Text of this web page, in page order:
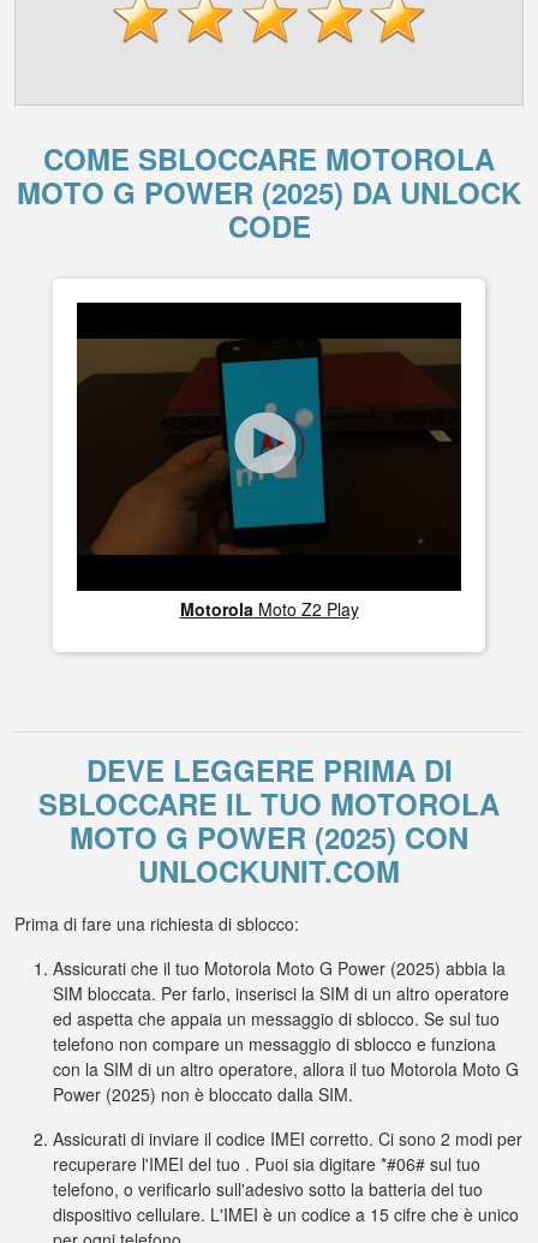
COME SBLOCCARE MOTOROLA
MOTO G POWER (2025) DA UNLOCK
CODE
MotorolaMoto Z2 Play
DEVE LEGGERE PRIMA DI
SBLOCCARE IL TUO MOTOROLA
MOTO G POWER (2025) CON
UNLOCKUNIT.COM
Prima di fare una richiesta di sblocco:
Assicurati che il tuo Motorola Moto G Power (2025) abbia la
SIM bloccata. Per farlo, inserisci la SIM di un altro operatore
ed aspetta che appaia un messaggio di sblocco. Se sul tuo
telefono non compare un messaggio di sblocco e funziona
con la SIM di un altro operatore, allora il tuo Motorola Moto G
Power (2025) non è bloccato dalla SIM.
Assicurati di inviare il codice IMEI corretto. Ci sono 2 modi per
recuperare l'IMEI del tuo . Puoi sia digitare *#06# sul tuo
telefono, o verificarlo sull'adesivo sotto la batteria del tuo
dispositivo cellulare. L'IMEI è un codice a 15 cifre che è unico